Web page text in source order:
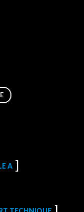
A